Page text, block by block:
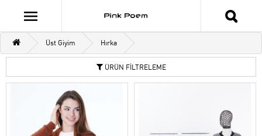
Üst Giyim Hırka
ÜRÜN FİLTRELEME